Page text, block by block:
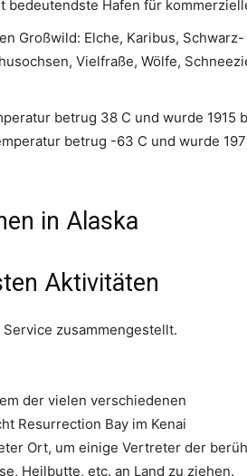
bedeutendste Hafen für
Großwild: Elche, Karibus, Schwarz-
Vielfraße, Wölfe,
betrug 38 C und wurde 1915
betrug -63 C und wurde
in Alaska
Aktivitäten
zusammengestellt.
der vielen verschiedenen
Resurrection Bay im Kenai
Ort, um einige Vertreter der
Heilbutte, etc. an Land zu ziehen.